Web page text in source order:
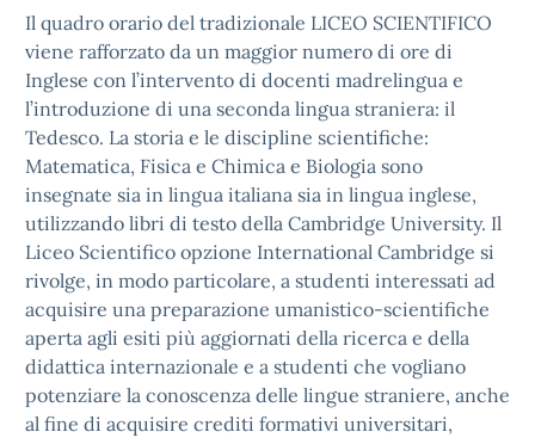
Il quadro orario del tradizionale LICEO SCIENTIFICO
viene rafforzato da un maggior numero di ore di
Inglese con l’intervento di docenti madrelingua e
l’introduzione di una seconda lingua straniera: il
Tedesco. La storia e le discipline scientifiche:
Matematica, Fisica e Chimica e Biologia sono
insegnate sia in lingua italiana sia in lingua inglese,
utilizzando libri di testo della Cambridge University. Il
Liceo Scientifico opzione International Cambridge si
rivolge, in modo particolare, a studenti interessati ad
acquisire una preparazione umanistico-scientifiche
aperta agli esiti più aggiornati della ricerca e della
didattica internazionale e a studenti che vogliano
potenziare la conoscenza delle lingue straniere, anche
al fine di acquisire crediti formativi universitari,